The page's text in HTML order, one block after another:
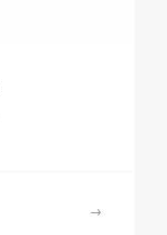
→